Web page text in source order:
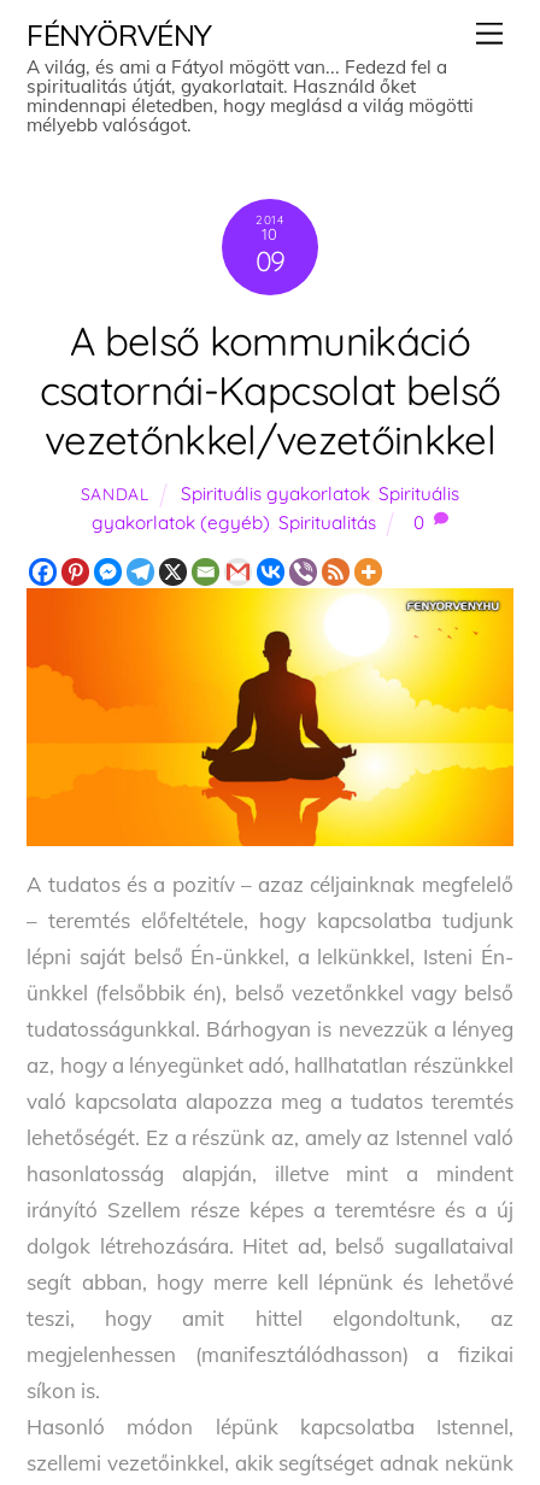
content
FÉNYÖRVÉNY
A világ, és ami a Fátyol mögött van... Fedezd fel a
spiritualitás útját, gyakorlatait. Használd őket
mindennapi életedben, hogy meglásd a világ mögötti
mélyebb valóságot.
2014
10
09
A belső kommunikáció
csatornái-Kapcsolat belső
vezetőnkkel/vezetőinkkel
SANDAL Spirituális gyakorlatok ,Spirituális
gyakorlatok (egyéb) ,Spiritualitás 0
A tudatos és a pozitív – azaz céljainknak megfelelő
– teremtés előfeltétele, hogy kapcsolatba tudjunk
lépni saját belső Én-ünkkel, a lelkünkkel, Isteni Én-
ünkkel (felsőbbik én), belső vezetőnkkel vagy belső
tudatosságunkkal. Bárhogyan is nevezzük a lényeg
az, hogy a lényegünket adó, hallhatatlan részünkkel
való kapcsolata alapozza meg a tudatos teremtés
lehetőségét. Ez a részünk az, amely az Istennel való
hasonlatosság alapján, illetve mint a mindent
irányító Szellem része képes a teremtésre és a új
dolgok létrehozására. Hitet ad, belső sugallataival
segít abban, hogy merre kell lépnünk és lehetővé
teszi, hogy amit hittel elgondoltunk, az
megjelenhessen (manifesztálódhasson) a fizikai
síkon is.
Hasonló módon lépünk kapcsolatba Istennel,
szellemi vezetőinkkel, akik segítséget adnak nekünk